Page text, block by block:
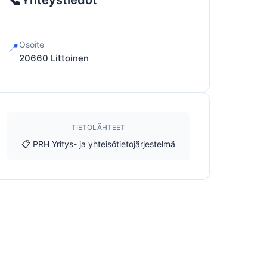
📍Osoite
20660 Littoinen
TIETOLÄHTEET
📋 PRH Yritys- ja yhteisötietojärjestelmä